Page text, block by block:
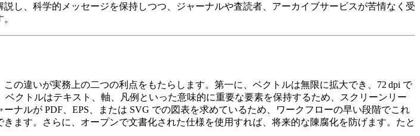
し、科学的メッセージを保持しつつ、ジャーナルや査読者、アーカイブサービスが苦情なく受
の違いが実務上の二つの利点をもたらします。第一に、ベクトルは無限に拡大でき、72 dpi で
クトルはテキスト、軸、凡例といった意味的に重要な要素を保持するため、スクリーンリー
ナルが PDF、EPS、または SVG での図表を求めているため、ワークフローの早い段階でこれ
ます。さらに、オープンで文書化された仕様を使用すれば、将来的な陳腐化を防げます。たと